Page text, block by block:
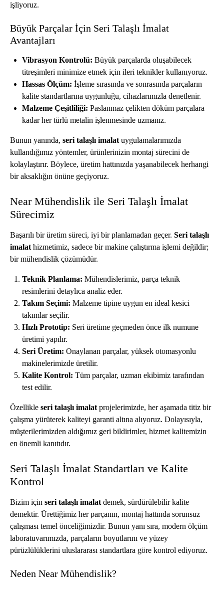
işliyoruz.
Büyük Parçalar İçin Seri Talaşlı İmalat
Avantajları
Vibrasyon Kontrolü: Büyük parçalarda oluşabilecek
titreşimleri minimize etmek için ileri teknikler kullanıyoruz.
Hassas Ölçüm: İşleme sırasında ve sonrasında parçaların
kalite standartlarına uygunluğu, cihazlarımızla denetlenir.
Malzeme Çeşitliliği: Paslanmaz çelikten döküm parçalara
kadar her türlü metalin işlenmesinde uzmanız.
Bunun yanında, seri talaşlı imalat uygulamalarımızda
kullandığımız yöntemler, ürünlerinizin montaj sürecini de
kolaylaştırır. Böylece, üretim hattınızda yaşanabilecek herhangi
bir aksaklığın önüne geçiyoruz.
Near Mühendislik ile Seri Talaşlı İmalat
Sürecimiz
Başarılı bir üretim süreci, iyi bir planlamadan geçer. Seri talaşlı
imalat hizmetimiz, sadece bir makine çalıştırma işlemi değildir;
bir mühendislik çözümüdür.
Teknik Planlama: Mühendislerimiz, parça teknik
resimlerini detaylıca analiz eder.
Takım Seçimi: Malzeme tipine uygun en ideal kesici
takımlar seçilir.
Hızlı Prototip: Seri üretime geçmeden önce ilk numune
üretimi yapılır.
Seri Üretim: Onaylanan parçalar, yüksek otomasyonlu
makinelerimizde üretilir.
Kalite Kontrol: Tüm parçalar, uzman ekibimiz tarafından
test edilir.
Özellikle seri talaşlı imalat projelerimizde, her aşamada titiz bir
çalışma yürüterek kaliteyi garanti altına alıyoruz. Dolayısıyla,
müşterilerimizden aldığımız geri bildirimler, hizmet kalitemizin
en önemli kanıtıdır.
Seri Talaşlı İmalat Standartları ve Kalite
Kontrol
Bizim için seri talaşlı imalat demek, sürdürülebilir kalite
demektir. Ürettiğimiz her parçanın, montaj hattında sorunsuz
çalışması temel önceliğimizdir. Bunun yanı sıra, modern ölçüm
laboratuvarımızda, parçaların boyutlarını ve yüzey
pürüzlülüklerini uluslararası standartlara göre kontrol ediyoruz.
Neden Near Mühendislik?